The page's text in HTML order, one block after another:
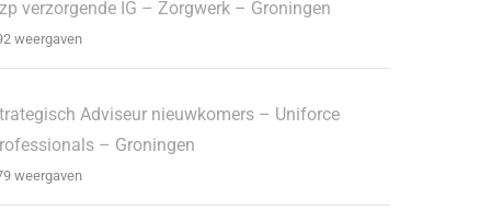
verzorgende IG – Zorgwerk – Groningen
weergaven
Adviseur nieuwkomers – Uniforce
– Groningen
weergaven